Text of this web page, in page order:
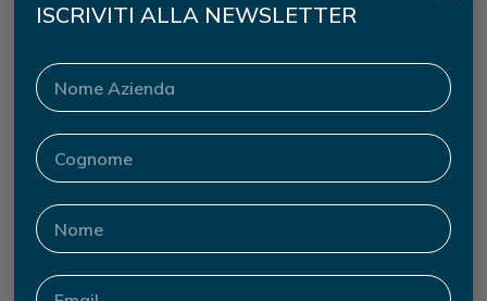
22 / 11 / 2019
Ultime news
ISCRIVITI ALLA NEWSLETTER